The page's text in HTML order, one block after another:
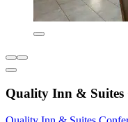
Quality Inn & Suites